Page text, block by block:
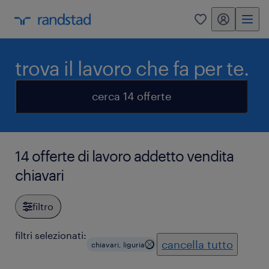
0 my randstad
trova il lavoro che fa per te.
cerca 14 offerte
14 offerte di lavoro addetto vendita
chiavari
filtro
filtri selezionati:
chiavari, liguria cancella tutto